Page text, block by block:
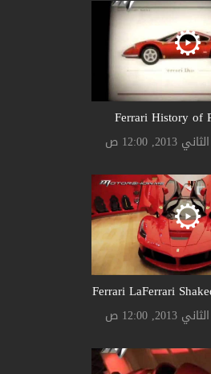
Ferrari History of
Ferrari LaFerrari